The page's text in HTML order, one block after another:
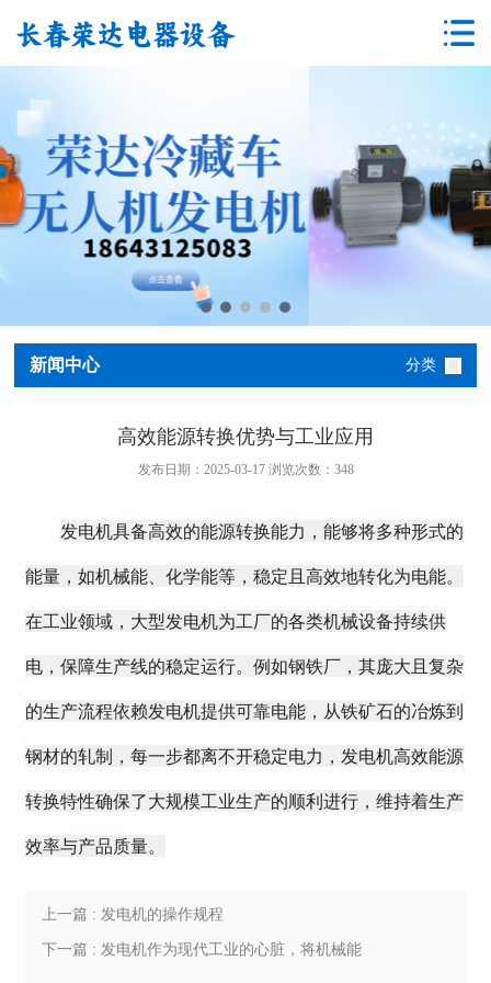
新闻中心 分类
高效能源转换优势与工业应用
发布日期：2025-03-17 浏览次数： 348
发电机具备高效的能源转换能力，能够将多种形式的
能量，如机械能、化学能等，稳定且高效地转化为电能。
在工业领域，大型发电机为工厂的各类机械设备持续供
电，保障生产线的稳定运行。例如钢铁厂，其庞大且复杂
的生产流程依赖发电机提供可靠电能，从铁矿石的冶炼到
钢材的轧制，每一步都离不开稳定电力，发电机高效能源
转换特性确保了大规模工业生产的顺利进行，维持着生产
效率与产品质量。
上一篇 : 发电机的操作规程
下一篇 : 发电机作为现代工业的心脏，将机械能